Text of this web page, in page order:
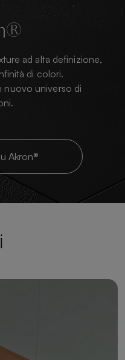
ad alta definizione,
di colori.
nuovo universo di
Akron®